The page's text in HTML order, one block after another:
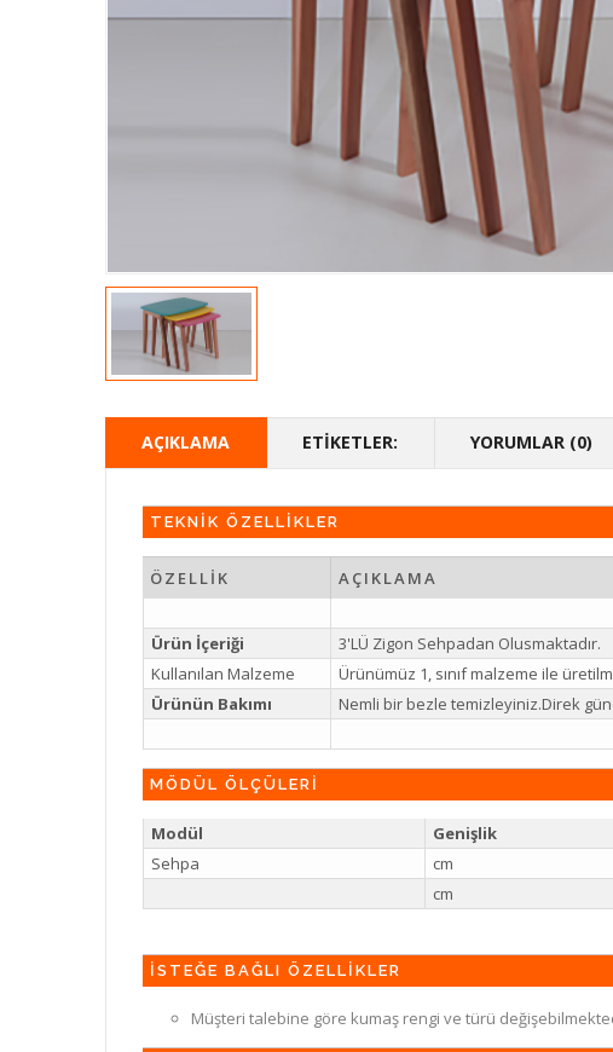
AÇIKLAMA ETIKETLER: YORUMLAR (0)
TEKNİK ÖZELLİKLER
ÖZELLİK AÇIKLAMA
Ürün İçeriği
3'LÜ Zigon Sehpadan Olusmaktadır.
Kullanılan Malzeme
Ürünümüz 1, sınıf malzeme ile
Ürünün Bakımı
Nemli bir bezle temizleyiniz.Direk
MÖDÜL ÖLÇÜLERİ
Modül Genişlik
Sehpa
cm
cm
İSTEĞE BAĞLI ÖZELLİKLER
Müşteri talebine göre kumaş rengi ve türü